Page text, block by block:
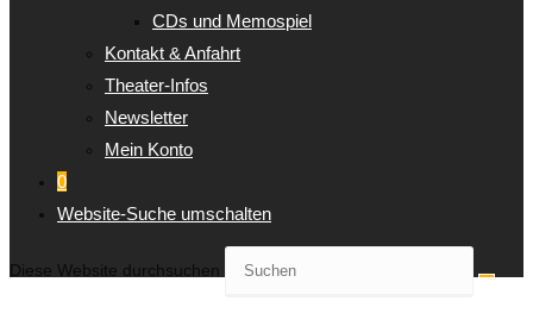
CDs und Memospiel
Kontakt & Anfahrt
Theater-Infos
Newsletter
Mein Konto
0
Website-Suche umschalten
Diese Website durchsuchen